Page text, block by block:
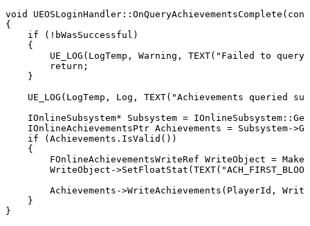
void
{
    if (!bWasSuccessful)
    {
UE_LOG(LogTemp, Warning, TEXT("Failed to
        return;
    }
UE_LOG(LogTemp, Log, TEXT("Achievements queried
IOnlineSubsystem* Subsystem =
IOnlineAchievementsPtr Achievements = Subsystem-
    if (Achievements.IsValid())
    {
FOnlineAchievementsWriteRef WriteObject =
WriteObject-
Achievements->WriteAchievements(PlayerId,
    }
}